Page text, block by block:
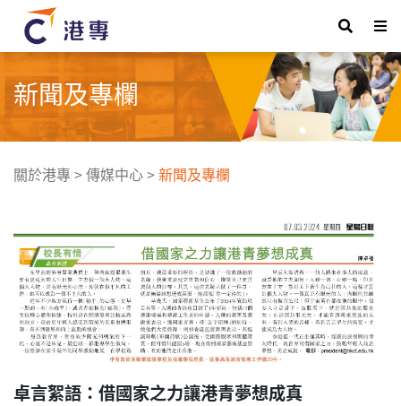
新聞及專欄
關於港專>傳媒中心>新聞及專欄
卓言絮語：借國家之力讓港青夢想成真